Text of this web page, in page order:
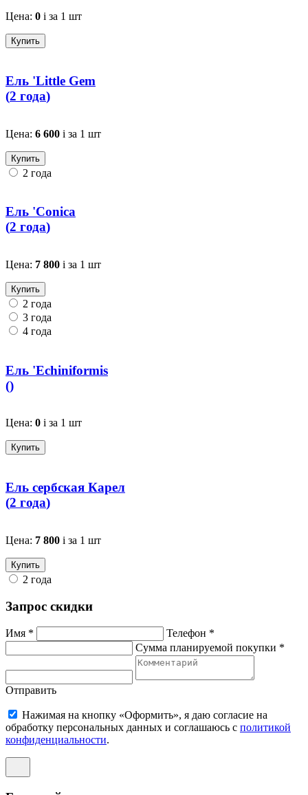
Цена: 0 i за 1 шт
Купить
Ель 'Little Gem
(2 года)
Цена: 6 600 i за 1 шт
Купить
2 года
Ель 'Conica
(2 года)
Цена: 7 800 i за 1 шт
Купить
2 года
3 года
4 года
Ель 'Echiniformis
()
Цена: 0 i за 1 шт
Купить
Ель сербская Карел
(2 года)
Цена: 7 800 i за 1 шт
Купить
2 года
Запрос скидки
Имя *
Телефон *
Сумма планируемой покупки *
Отправить
Нажимая на кнопку «Оформить», я даю согласие на
обработку персональных данных и соглашаюсь c политикой
конфиденциальности.